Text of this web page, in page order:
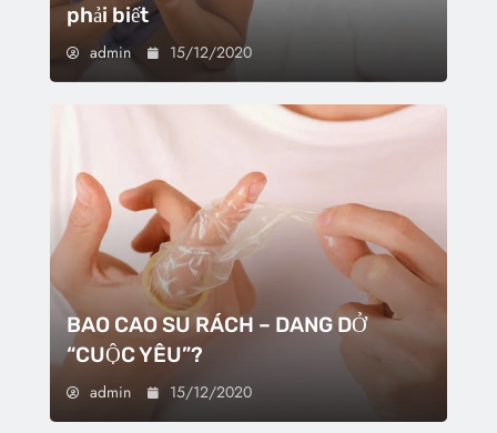
phải biết
admin 15/12/2020
BAO CAO SU RÁCH – DANG DỞ
“CUỘC YÊU”?
admin 15/12/2020